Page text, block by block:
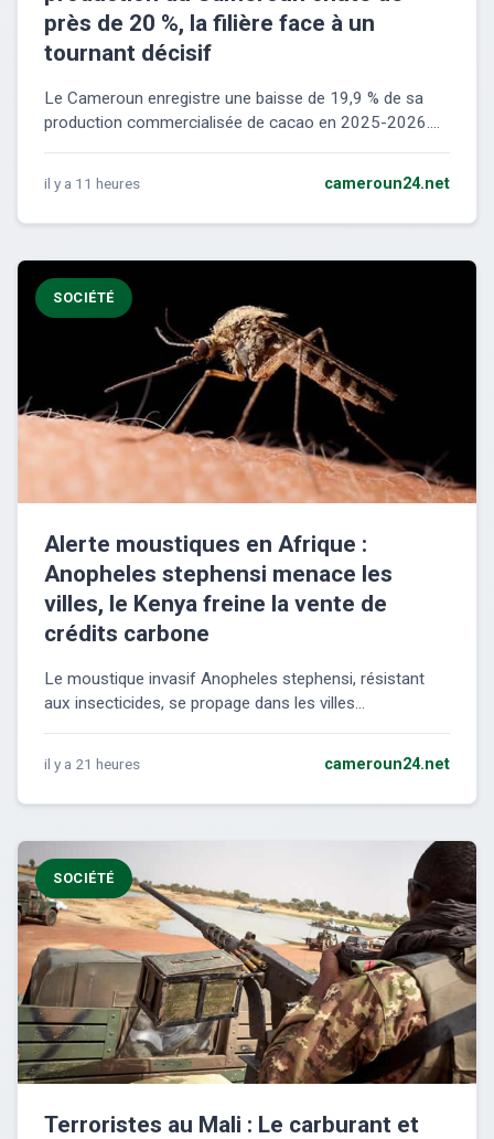
près de 20 %, la filière face à un
tournant décisif
Le Cameroun enregistre une baisse de 19,9 % de sa
production commercialisée de cacao en 2025-2026....
il y a 11 heures cameroun24.net
SOCIÉTÉ
Alerte moustiques en Afrique :
Anopheles stephensi menace les
villes, le Kenya freine la vente de
crédits carbone
Le moustique invasif Anopheles stephensi, résistant
aux insecticides, se propage dans les villes...
il y a 21 heures cameroun24.net
SOCIÉTÉ
Terroristes au Mali : Le carburant et